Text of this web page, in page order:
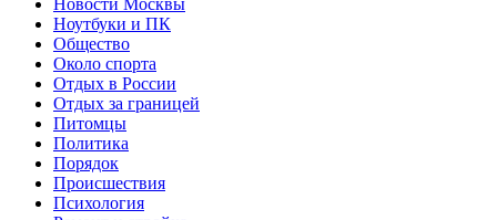
Ноутбуки и ПК
Общество
Около спорта
Отдых в России
Отдых за границей
Питомцы
Политика
Порядок
Происшествия
Психология